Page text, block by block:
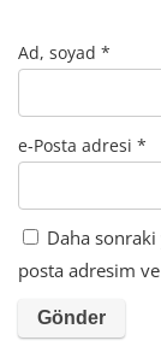
Ad, soyad *
e-Posta adresi *
Daha sonraki
posta adresim